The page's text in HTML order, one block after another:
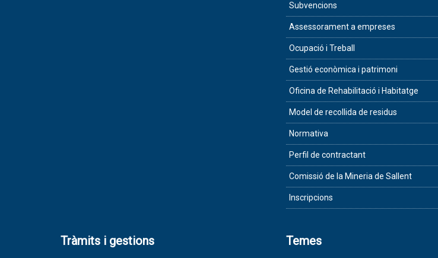
Subvencions
Assessorament a empreses
Ocupació i Treball
Gestió econòmica i patrimoni
Oficina de Rehabilitació i Habitatge
Model de recollida de residus
Normativa
Perfil de contractant
Comissió de la Mineria de Sallent
Inscripcions
Tràmits i gestions Temes